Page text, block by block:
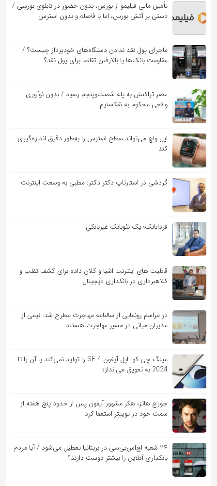
تأمین مالی فیلیمو از بورس، بدون حضور در تابلوی بورسی /
دستی بر آتش بورس، اما با فاصله و بدون استرس
ماجرای پول نقد ندادن دستگاه‌های خودپرداز چیست؟ /
مقاومت بانک‌ها یا بالارفتن تقاضا برای پول نقد؟
عصر تراکنش به پله شصت‌وپنجم رسید / بدون نوآوری
واقعی محکوم به شکستیم
اپل واچ می‌تواند سطح استرس را به‌طور دقیق اندازه‌گیری
کند
گردشی در استارتاپ دکتر دکتر: مطبی به وسعت اینترنت
فردابانک؛ یک نئوبانک غیربانکی
قابلیت ‏های اینترنت اشیا و کلان‏ داده برای کشف تقلب و
کلاهبرداری در بانکداری دیجیتال
در مراسم رونمایی از سالنامه مهاجرت مطرح شد: نیمی از
مدیران میانی در مسیر مهاجرت هستند
مینگ-چی کو: اپل آیفون SE 4 را تولید نمی‌کند یا آن را تا
2024 به تعویق می‌اندازد
جورج هاتز، هکر مشهور آیفون پس از حدود پنج هفته از
سمت خود در توییتر استعفا کرد
۱۱۴ شعبه اچ‌اس‌بی‌سی در بریتانیا تعطیل می‌شود / آیا مردم
بانکداری آنلاین را بیشتر دوست دارند؟